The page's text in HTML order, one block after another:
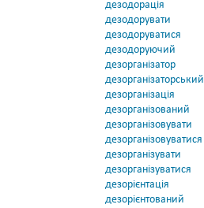
дезодорація
дезодорувати
дезодоруватися
дезодоруючий
дезорганізатор
дезорганізаторський
дезорганізація
дезорганізований
дезорганізовувати
дезорганізовуватися
дезорганізувати
дезорганізуватися
дезорієнтація
дезорієнтований